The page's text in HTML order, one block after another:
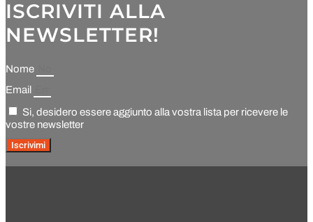
ISCRIVITI ALLA
NEWSLETTER!
Nome
Email
Si, desidero essere aggiunto alla vostra lista per ricevere le
vostre newsletter
Iscrivimi